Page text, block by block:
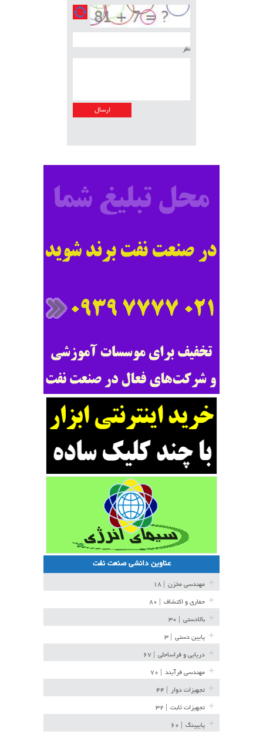
نظر
عناوین دانشی صنعت نفت
مهندسی مخزن
حفاری و اکتشاف
بالادستی
پایین دستی
دریایی و فراساحلی
مهندسی فرآیند
تجهیزات دوار
تجهیزات ثابت
پایپینگ